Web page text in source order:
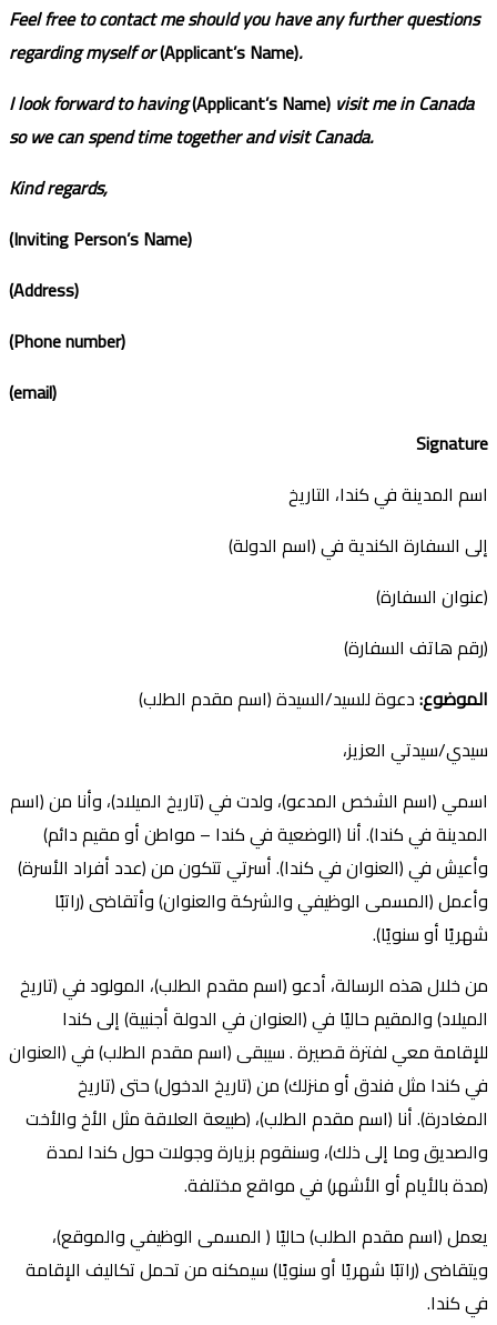
Feel free to contact me should you have any further questions
regarding myself or(Applicant’s Name).
I look forward to having(Applicant’s Name) visit me in Canada
so we can spend time together and visit Canada.
Kind regards,
(Inviting Person’s Name)
(Address)
(Phone number)
(email)
Signature
اسم المدينة في كندا، التاريخ
إلى السفارة الكندية في (اسم الدولة)
(عنوان السفارة)
(رقم هاتف السفارة)
الموضوع:دعوة للسيد/السيدة (اسم مقدم الطلب)
سيدي/سيدتي العزيز،
اسمي (اسم الشخص المدعو)، ولدت في (تاريخ الميلاد)، وأنا من (اسم
المدينة في كندا). أنا (الوضعية في كندا – مواطن أو مقيم دائم)
وأعيش في (العنوان في كندا). أسرتي تتكون من (عدد أفراد الأسرة)
وأعمل (المسمى الوظيفي والشركة والعنوان) وأتقاضى (راتبًا
شهريًا أو سنويًا).
من خلال هذه الرسالة، أدعو (اسم مقدم الطلب)، المولود في (تاريخ
الميلاد) والمقيم حاليًا في (العنوان في الدولة أجنبية) إلى كندا
للإقامة معي لفترة قصيرة . سيبقى (اسم مقدم الطلب) في (العنوان
في كندا مثل فندق أو منزلك) من (تاريخ الدخول) حتى (تاريخ
المغادرة). أنا (اسم مقدم الطلب)، (طبيعة العلاقة مثل الأخ والأخت
والصديق وما إلى ذلك)، وسنقوم بزيارة وجولات حول كندا لمدة
(مدة بالأيام أو الأشهر) في مواقع مختلفة.
يعمل (اسم مقدم الطلب) حاليًا ( المسمى الوظيفي والموقع)،
ويتقاضى (راتبًا شهريًا أو سنويًا) سيمكنه من تحمل تكاليف الإقامة
في كندا.